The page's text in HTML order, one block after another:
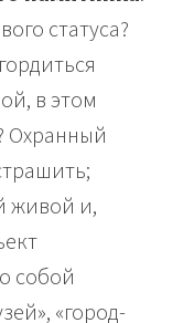
статуса?
в этом
Охранный
живой и,
собой
«город-